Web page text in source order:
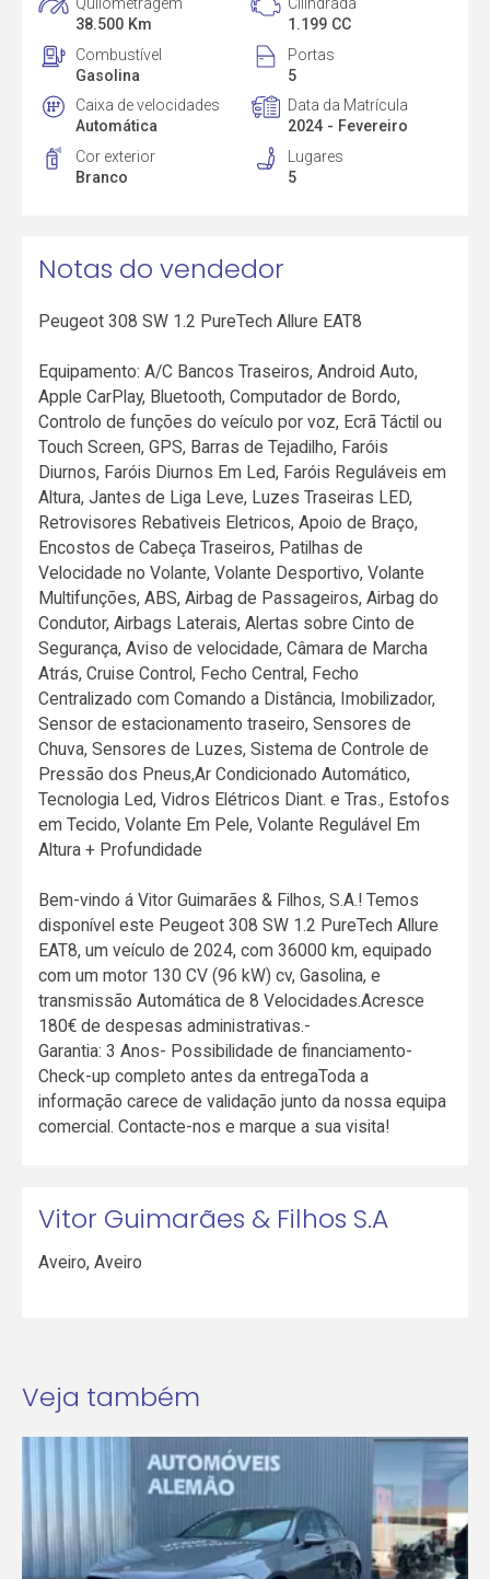
38.500 Km
1.199 CC
Combustível
Gasolina
Portas
5
Caixa de velocidades
Automática
Data da Matrícula
2024 - Fevereiro
Cor exterior
Branco
Lugares
5
Notas do vendedor
Peugeot 308 SW 1.2 PureTech Allure EAT8
Equipamento: A/C Bancos Traseiros, Android Auto,
Apple CarPlay, Bluetooth, Computador de Bordo,
Controlo de funções do veículo por voz, Ecrã Táctil ou
Touch Screen, GPS, Barras de Tejadilho, Faróis
Diurnos, Faróis Diurnos Em Led, Faróis Reguláveis em
Altura, Jantes de Liga Leve, Luzes Traseiras LED,
Retrovisores Rebativeis Eletricos, Apoio de Braço,
Encostos de Cabeça Traseiros, Patilhas de
Velocidade no Volante, Volante Desportivo, Volante
Multifunções, ABS, Airbag de Passageiros, Airbag do
Condutor, Airbags Laterais, Alertas sobre Cinto de
Segurança, Aviso de velocidade, Câmara de Marcha
Atrás, Cruise Control, Fecho Central, Fecho
Centralizado com Comando a Distância, Imobilizador,
Sensor de estacionamento traseiro, Sensores de
Chuva, Sensores de Luzes, Sistema de Controle de
Pressão dos Pneus,Ar Condicionado Automático,
Tecnologia Led, Vidros Elétricos Diant. e Tras., Estofos
em Tecido, Volante Em Pele, Volante Regulável Em
Altura + Profundidade
Bem-vindo á Vitor Guimarães & Filhos, S.A.! Temos
disponível este Peugeot 308 SW 1.2 PureTech Allure
EAT8, um veículo de 2024, com 36000 km, equipado
com um motor 130 CV (96 kW) cv, Gasolina, e
transmissão Automática de 8 Velocidades.Acresce
180€ de despesas administrativas.-
Garantia: 3 Anos- Possibilidade de financiamento-
Check-up completo antes da entregaToda a
informação carece de validação junto da nossa equipa
comercial. Contacte-nos e marque a sua visita!
Vitor Guimarães & Filhos S.A
Aveiro,Aveiro
Veja também